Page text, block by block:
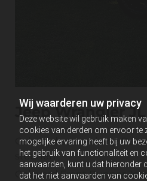
Wij waarderen uw privacy
Deze website wil gebruik maken
cookies van derden om ervoor te
mogelijke ervaring heeft bij uw
het gebruik van functionaliteit en
aanvaarden, kunt u dat hieronder
dat het niet aanvaarden van
Jeep Wrangler JL
Geleverd aan reclame
steunen
Geleverd Front Runner